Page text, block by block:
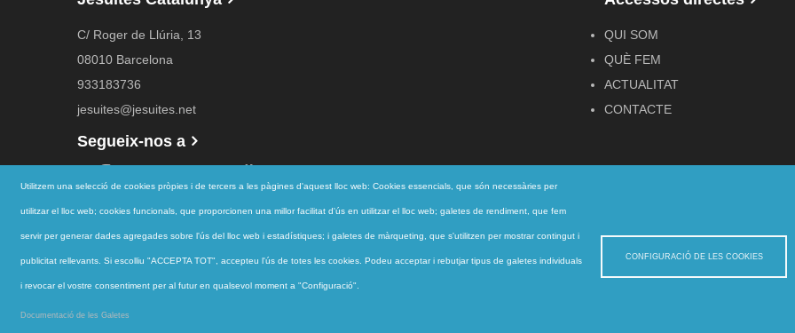
C/ Roger de Llúria, 13
08010 Barcelona
933183736
jesuites@jesuites.net
Segueix-nos a
QUI SOM
QUÈ FEM
ACTUALITAT
CONTACTE
Utilitzem una selecció de cookies pròpies i de tercers a les pàgines d'aquest lloc web: Cookies essencials, que són necessàries per
utilitzar el lloc web; cookies funcionals, que proporcionen una millor facilitat d'ús en utilitzar el lloc web; galetes de rendiment, que fem
servir per generar dades agregades sobre l'ús del lloc web i estadístiques; i galetes de màrqueting, que s'utilitzen per mostrar contingut i
publicitat rellevants. Si escolliu "ACCEPTA TOT", accepteu l'ús de totes les cookies. Podeu acceptar i rebutjar tipus de galetes individuals
i revocar el vostre consentiment per al futur en qualsevol moment a "Configuració".
Documentació de les Galetes
CONFIGURACIÓ DE LES COOKIES
jesuites.net © |